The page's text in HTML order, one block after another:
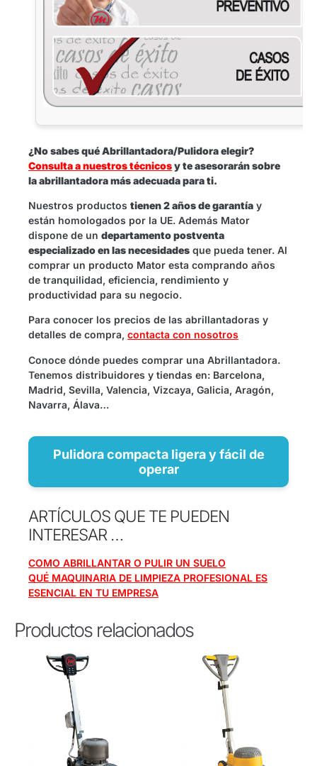
¿No sabes qué Abrillantadora/Pulidora elegir?
Consulta a nuestros técnicosy te asesorarán sobre
la abrillantadora más adecuada para ti.
Nuestros productos tienen 2 años de garantía y
están homologados por la UE. Además Mator
dispone de un departamento postventa
especializado en las necesidades que pueda tener. Al
comprar un producto Mator esta comprando años
de tranquilidad, eficiencia, rendimiento y
productividad para su negocio.
Para conocer los precios de las abrillantadoras y
detalles de compra, contacta con nosotros
Conoce dónde puedes comprar una Abrillantadora.
Tenemos distribuidores y tiendas en: Barcelona,
Madrid, Sevilla, Valencia, Vizcaya, Galicia, Aragón,
Navarra, Álava…
Pulidora compacta ligera y fácil de
operar
ARTÍCULOS QUE TE PUEDEN
INTERESAR …
COMO ABRILLANTAR O PULIR UN SUELO
QUÉ MAQUINARIA DE LIMPIEZA PROFESIONAL ES
ESENCIAL EN TU EMPRESA
Productos relacionados